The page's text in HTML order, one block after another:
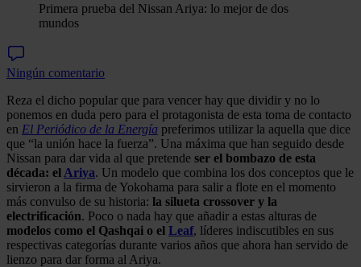
Primera prueba del Nissan Ariya: lo mejor de dos
mundos
Ningún comentario
Reza el dicho popular que para vencer hay que dividir y no lo
ponemos en duda pero para el protagonista de esta toma de contacto
en El Periódico de la Energía preferimos utilizar la aquella que dice
que “la unión hace la fuerza”. Una máxima que han seguido desde
Nissan para dar vida al que pretende ser el bombazo de esta
década: el Ariya. Un modelo que combina los dos conceptos que le
sirvieron a la firma de Yokohama para salir a flote en el momento
más convulso de su historia: la silueta crossover y la
electrificación. Poco o nada hay que añadir a estas alturas de
modelos como el Qashqai o el Leaf, líderes indiscutibles en sus
respectivas categorías durante varios años que ahora han servido de
lienzo para dar forma al Ariya.